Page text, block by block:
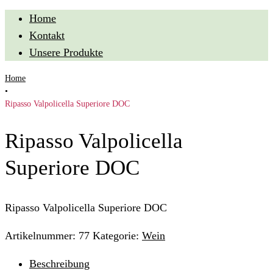
Home
Kontakt
Unsere Produkte
Home
•
Ripasso Valpolicella Superiore DOC
Ripasso Valpolicella
Superiore DOC
Ripasso Valpolicella Superiore DOC
Artikelnummer: 77 Kategorie: Wein
Beschreibung